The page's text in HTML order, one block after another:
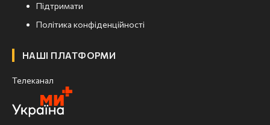
Підтримати
Політика конфіденційності
НАШІ ПЛАТФОРМИ
Телеканал